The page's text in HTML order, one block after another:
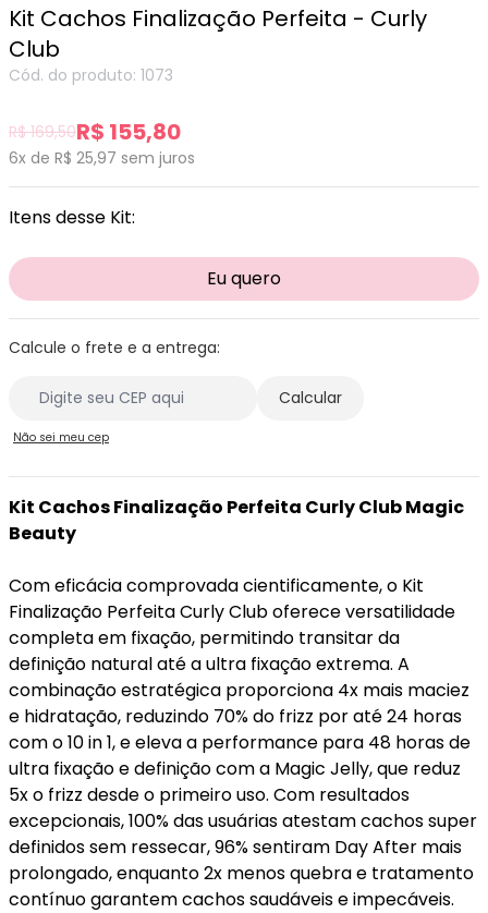
Kit Cachos Finalização Perfeita - Curly
Club
Cód. do produto: 1073
R$ 169,50R$ 155,80
6x de R$ 25,97 sem juros
Itens desse Kit:
Eu quero
Calcule o frete e a entrega:
Não sei meu cep
Kit Cachos Finalização Perfeita Curly Club Magic
Beauty
Com eficácia comprovada cientificamente, o Kit
Finalização Perfeita Curly Club oferece versatilidade
completa em fixação, permitindo transitar da
definição natural até a ultra fixação extrema. A
combinação estratégica proporciona 4x mais maciez
e hidratação, reduzindo 70% do frizz por até 24 horas
com o 10 in 1, e eleva a performance para 48 horas de
ultra fixação e definição com a Magic Jelly, que reduz
5x o frizz desde o primeiro uso. Com resultados
excepcionais, 100% das usuárias atestam cachos super
definidos sem ressecar, 96% sentiram Day After mais
prolongado, enquanto 2x menos quebra e tratamento
contínuo garantem cachos saudáveis e impecáveis.